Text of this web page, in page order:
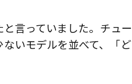
言っていました。チュ
いモデルを並べて、「